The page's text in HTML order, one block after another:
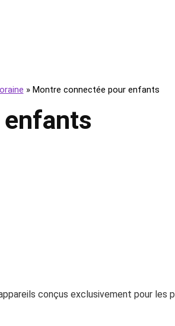
» Montre connectée pour enfants
conçus exclusivement pour les